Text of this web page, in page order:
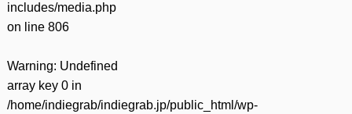
includes/media.php
on line 806
Warning: Undefined
array key 0 in
/home/indiegrab/indiegrab.jp/public_html/wp-